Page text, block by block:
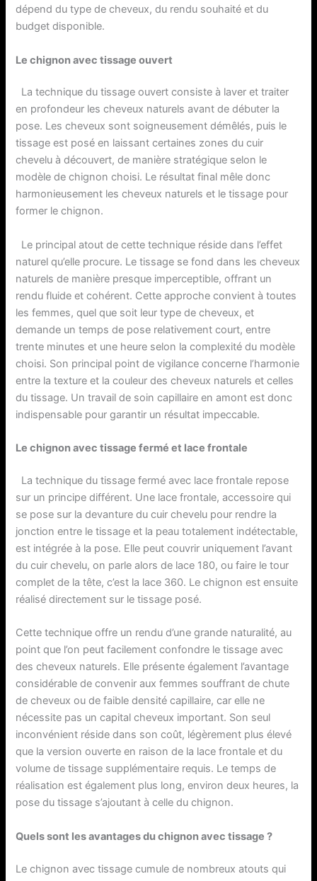
dépend du type de cheveux, du rendu souhaité et du
budget disponible.
Le chignon avec tissage ouvert
La technique du tissage ouvert consiste à laver et traiter
en profondeur les cheveux naturels avant de débuter la
pose. Les cheveux sont soigneusement démêlés, puis le
tissage est posé en laissant certaines zones du cuir
chevelu à découvert, de manière stratégique selon le
modèle de chignon choisi. Le résultat final mêle donc
harmonieusement les cheveux naturels et le tissage pour
former le chignon.
Le principal atout de cette technique réside dans l’effet
naturel qu’elle procure. Le tissage se fond dans les cheveux
naturels de manière presque imperceptible, offrant un
rendu fluide et cohérent. Cette approche convient à toutes
les femmes, quel que soit leur type de cheveux, et
demande un temps de pose relativement court, entre
trente minutes et une heure selon la complexité du modèle
choisi. Son principal point de vigilance concerne l’harmonie
entre la texture et la couleur des cheveux naturels et celles
du tissage. Un travail de soin capillaire en amont est donc
indispensable pour garantir un résultat impeccable.
Le chignon avec tissage fermé et lace frontale
La technique du tissage fermé avec lace frontale repose
sur un principe différent. Une lace frontale, accessoire qui
se pose sur la devanture du cuir chevelu pour rendre la
jonction entre le tissage et la peau totalement indétectable,
est intégrée à la pose. Elle peut couvrir uniquement l’avant
du cuir chevelu, on parle alors de lace 180, ou faire le tour
complet de la tête, c’est la lace 360. Le chignon est ensuite
réalisé directement sur le tissage posé.
Cette technique offre un rendu d’une grande naturalité, au
point que l’on peut facilement confondre le tissage avec
des cheveux naturels. Elle présente également l’avantage
considérable de convenir aux femmes souffrant de chute
de cheveux ou de faible densité capillaire, car elle ne
nécessite pas un capital cheveux important. Son seul
inconvénient réside dans son coût, légèrement plus élevé
que la version ouverte en raison de la lace frontale et du
volume de tissage supplémentaire requis. Le temps de
réalisation est également plus long, environ deux heures, la
pose du tissage s’ajoutant à celle du chignon.
Quels sont les avantages du chignon avec tissage ?
Le chignon avec tissage cumule de nombreux atouts qui